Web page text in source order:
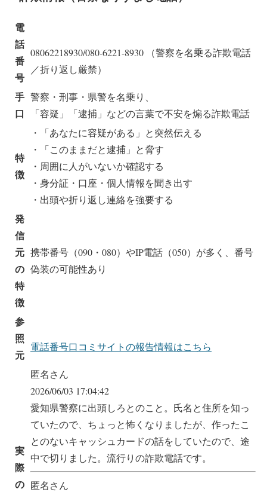
電
話
番
号
08062218930/080-6221-8930 （警察を名乗る詐欺電話
／折り返し厳禁）
手
口
警察・刑事・県警を名乗り、
「容疑」「逮捕」などの言葉で不安を煽る詐欺電話
特
徴
・「あなたに容疑がある」と突然伝える
・「このままだと逮捕」と脅す
・周囲に人がいないか確認する
・身分証・口座・個人情報を聞き出す
・出頭や折り返し連絡を強要する
発
信
元
の
特
徴
携帯番号（090・080）やIP電話（050）が多く、番号
偽装の可能性あり
参
照
元
電話番号口コミサイトの報告情報はこちら
実
際
の
匿名さん
2026/06/03 17:04:42
愛知県警察に出頭しろとのこと。氏名と住所を知っ
ていたので、ちょっと怖くなりましたが、作ったこ
とのないキャッシュカードの話をしていたので、途
中で切りました。流行りの詐欺電話です。
匿名さん